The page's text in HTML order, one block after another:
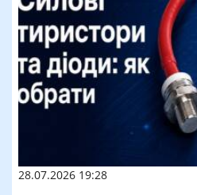
28.07.2026 19:28